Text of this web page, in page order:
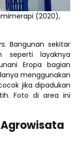
(2020),
. Bangunan sekitar
layaknya
Eropa bagian
menggunakan
jika dipadukan
Foto di area ini